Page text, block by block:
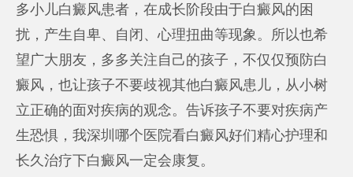
多小儿白癜风患者，在成长阶段由于白癜风的困
扰，产生自卑、自闭、心理扭曲等现象。所以也希
望广大朋友，多多关注自己的孩子，不仅仅预防白
癜风，也让孩子不要歧视其他白癜风患儿，从小树
立正确的面对疾病的观念。告诉孩子不要对疾病产
生恐惧，我深圳哪个医院看白癜风好们精心护理和
长久治疗下白癜风一定会康复。